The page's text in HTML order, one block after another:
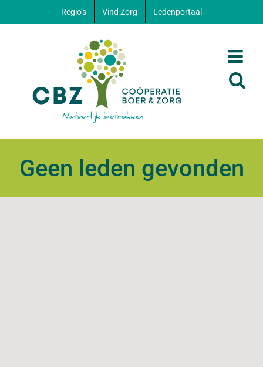
naar
Regio’s Vind Zorg Ledenportaal
Geen leden gevonden